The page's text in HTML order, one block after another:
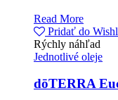
Read More
Pridať do
Rýchly náhľad
Jednotlivé oleje
dōTERRA